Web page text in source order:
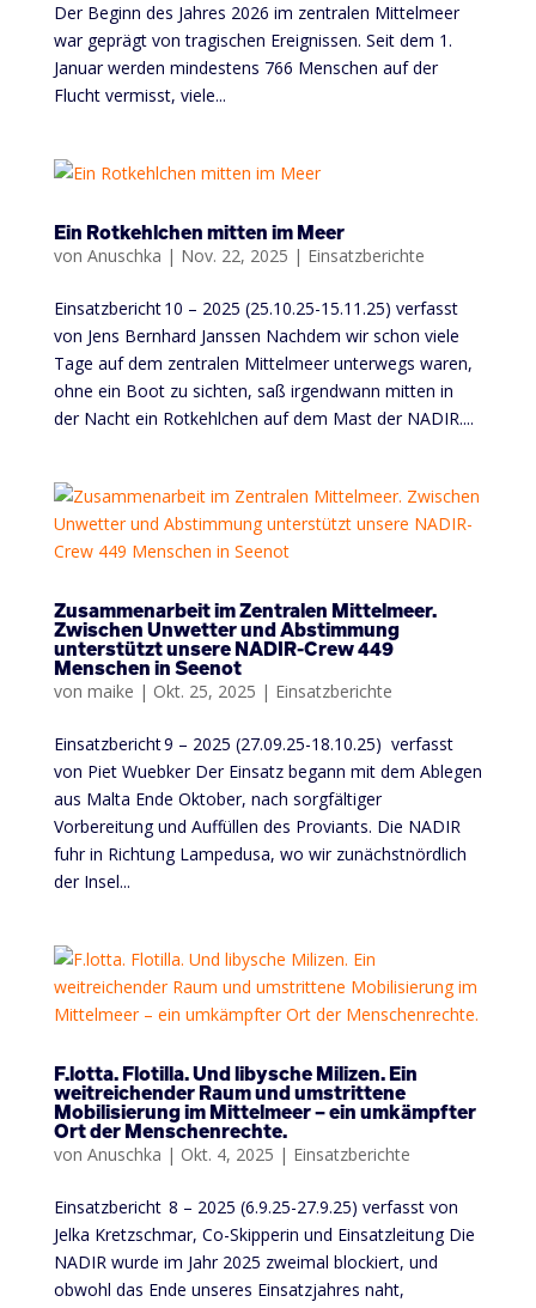
Der Beginn des Jahres 2026 im zentralen Mittelmeer
war geprägt von tragischen Ereignissen. Seit dem 1.
Januar werden mindestens 766 Menschen auf der
Flucht vermisst, viele...
Ein Rotkehlchen mitten im Meer
von Anuschka | Nov. 22, 2025 | Einsatzberichte
Einsatzbericht 10 – 2025 (25.10.25-15.11.25) verfasst
von Jens Bernhard Janssen Nachdem wir schon viele
Tage auf dem zentralen Mittelmeer unterwegs waren,
ohne ein Boot zu sichten, saß irgendwann mitten in
der Nacht ein Rotkehlchen auf dem Mast der NADIR....
Zusammenarbeit im Zentralen Mittelmeer.
Zwischen Unwetter und Abstimmung
unterstützt unsere NADIR-Crew 449
Menschen in Seenot
von maike | Okt. 25, 2025 | Einsatzberichte
Einsatzbericht 9 – 2025 (27.09.25-18.10.25) verfasst
von Piet Wuebker Der Einsatz begann mit dem Ablegen
aus Malta Ende Oktober, nach sorgfältiger
Vorbereitung und Auffüllen des Proviants. Die NADIR
fuhr in Richtung Lampedusa, wo wir zunächstnördlich
der Insel...
F.lotta. Flotilla. Und libysche Milizen. Ein
weitreichender Raum und umstrittene
Mobilisierung im Mittelmeer – ein umkämpfter
Ort der Menschenrechte.
von Anuschka | Okt. 4, 2025 | Einsatzberichte
Einsatzbericht 8 – 2025 (6.9.25-27.9.25) verfasst von
Jelka Kretzschmar, Co-Skipperin und Einsatzleitung Die
NADIR wurde im Jahr 2025 zweimal blockiert, und
obwohl das Ende unseres Einsatzjahres naht,